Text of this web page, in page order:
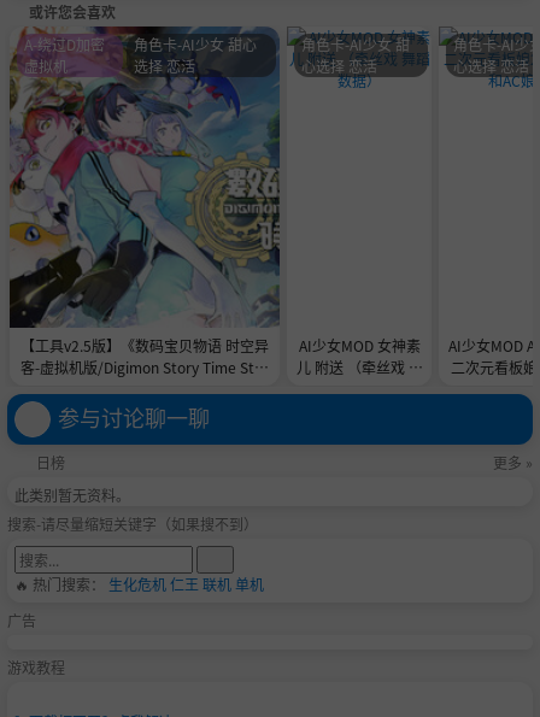
或许您会喜欢
【工具v2.5版】《数码宝贝物语 时空异
客-虚拟机版/Digimon Story Time Stra
官中免安装-简中31.1GB
A-绕过D加密
虚拟机
角色卡-AI少女 甜心
选择 恋活
AI少女MOD 女神素
儿 附送 （牵丝戏 舞
角色卡-AI少女 甜
心选择 恋活
AI少女MOD A
二次元看板
角色卡-AI少
心选择 恋活
参与讨论聊一聊
日榜
更多 »
此类别暂无资料。
搜索-请尽量缩短关键字（如果搜不到）
🔥 热门搜索： 生化危机仁王 联机单机
广告
游戏教程